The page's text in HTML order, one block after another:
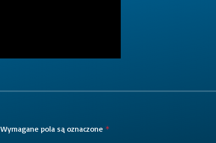
Wymagane pola są oznaczone *